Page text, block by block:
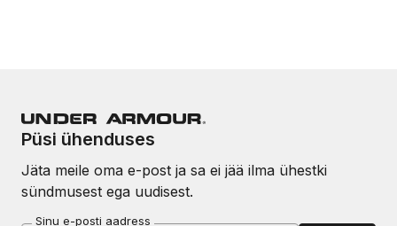
Püsi ühenduses
Jäta meile oma e-post ja sa ei jää ilma ühestki
sündmusest ega uudisest.
Sinu e-posti aadress